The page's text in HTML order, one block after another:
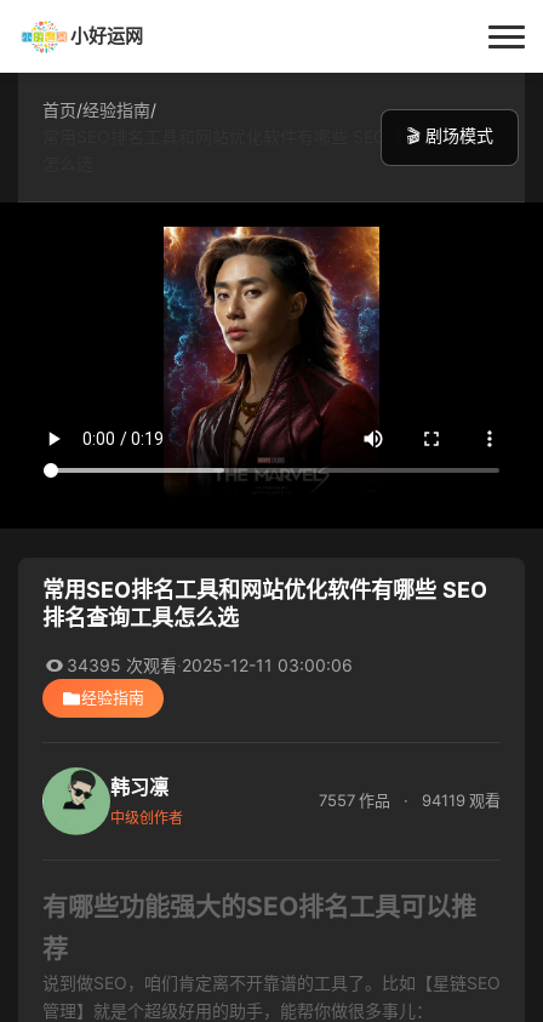
小好运网
首页
首页 /经验指南/
常用SEO排名工具和网站优化软件有哪些 SEO排名查询工具
常用SEO排名工具和网站优化软件有哪些 SEO
排名查询工具怎么选
34395 次观看·2025-12-11 03:00:06
经验指南
韩习凛
中级创作者
7557 作品 · 94119 观看
有哪些功能强大的SEO排名工具可以推
荐
说到做SEO，咱们肯定离不开靠谱的工具了。比如【星链SEO
管理】就是个超级好用的助手，能帮你做很多事儿：
🎬 剧场模式